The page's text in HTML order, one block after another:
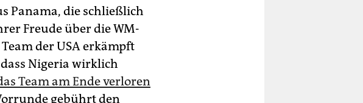
Panama, die schließlich
Freude über die WM-
der USA erkämpft
Nigeria wirklich
Team am Ende verloren
gebührt den